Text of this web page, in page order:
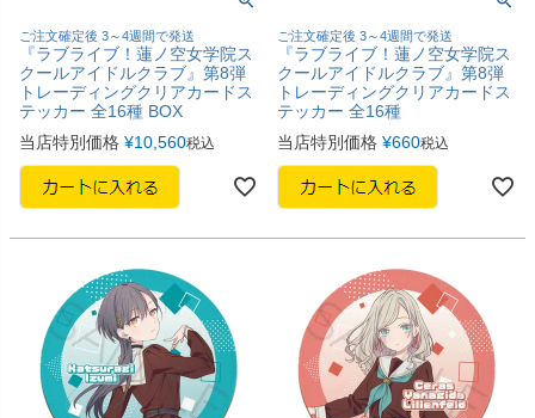
ご注文確定後 3～4週間で発送
『ラブライブ！蓮ノ空女学院ス
クールアイドルクラブ』第8弾
トレーディングクリアカードス
テッカー 全16種 BOX
当店特別価格 ¥10,560税込
ご注文確定後 3～4週間で発送
『ラブライブ！蓮ノ空女学院ス
クールアイドルクラブ』第8弾
トレーディングクリアカードス
テッカー 全16種
当店特別価格 ¥660税込